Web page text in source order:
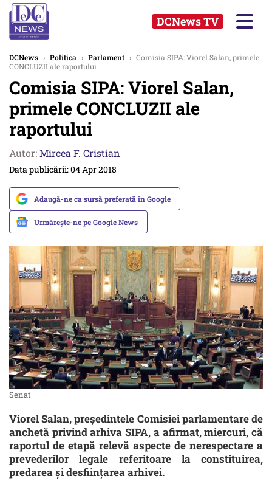
DCNews TV
DCNews › Politica › Parlament › Comisia SIPA: Viorel Salan, primele
CONCLUZII ale raportului
Comisia SIPA: Viorel Salan,
primele CONCLUZII ale
raportului
Autor:Mircea F. Cristian
Data publicării: 04 Apr 2018
Adaugă-ne ca sursă preferată în Google
Urmărește-ne pe Google News
Senat
Viorel Salan, preşedintele Comisiei parlamentare de
anchetă privind arhiva SIPA, a afirmat, miercuri, că
raportul de etapă relevă aspecte de nerespectare a
prevederilor legale referitoare la constituirea,
predarea şi desfiinţarea arhivei.